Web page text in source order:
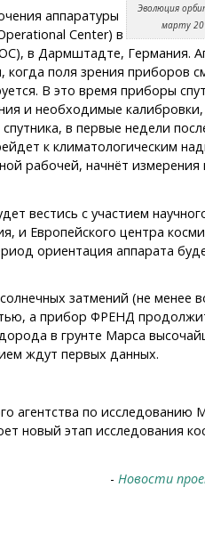
Эволюция
марту
аппаратуры
Center) в
в Дармштадте, Германия.
поля зрения приборов
В это время приборы
и необходимые калибровки,
в первые недели
к климатологическим
рабочей, начнёт
вестись с участием
и Европейского центра
ориентация аппарата
затмений (не менее
а прибор ФРЕНД
в грунте Марса
ждут первых данных.
агентства по исследованию
новый этап исследования
- Новости